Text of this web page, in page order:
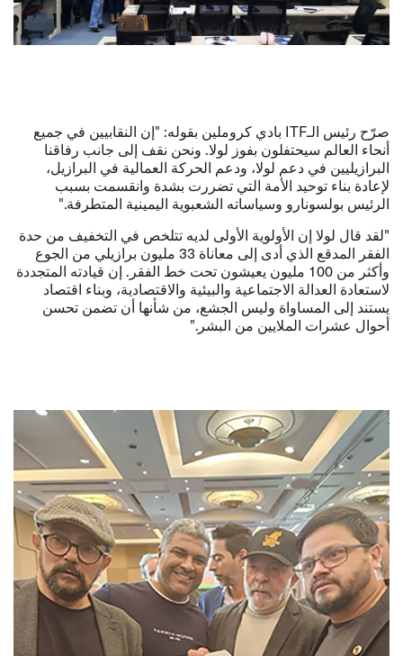
صرّح رئيس الـITF بادي كروملين بقوله: "إن النقابيين في جميع
أنحاء العالم سيحتفلون بفوز لولا. ونحن نقف إلى جانب رفاقنا
البرازيليين في دعم لولا، ودعم الحركة العمالية في البرازيل،
لإعادة بناء توحيد الأمة التي تضررت بشدة وانقسمت بسبب
الرئيس بولسونارو وسياساته الشعبوية اليمينية المتطرفة."
"لقد قال لولا إن الأولوية الأولى لديه تتلخص في التخفيف من حدة
الفقر المدقع الذي أدى إلى معاناة 33 مليون برازيلي من الجوع
وأكثر من 100 مليون يعيشون تحت خط الفقر. إن قيادته المتجددة
لاستعادة العدالة الاجتماعية والبيئية والاقتصادية، وبناء اقتصاد
يستند إلى المساواة وليس الجشع، من شأنها أن تضمن تحسن
أحوال عشرات الملايين من البشر."